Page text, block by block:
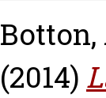
(2014)